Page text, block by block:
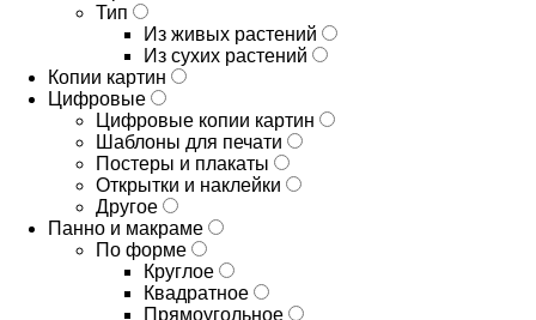
Тип
Из живых растений
Из сухих растений
Копии картин
Цифровые
Цифровые копии картин
Шаблоны для печати
Постеры и плакаты
Открытки и наклейки
Другое
Панно и макраме
По форме
Круглое
Квадратное
Прямоугольное